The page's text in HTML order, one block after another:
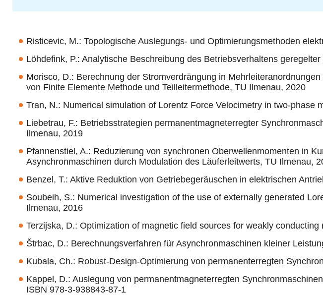
Risticevic, M.: Topologische Auslegungs- und Optimierungsmethoden
Löhdefink, P.: Analytische Beschreibung des Betriebsverhaltens
Morisco, D.: Berechnung der Stromverdrängung in
von Finite Elemente Methode und Teilleitermethode, TU Ilmenau, 2020
Tran, N.: Numerical simulation of Lorentz Force Velocimetry in two-phase
Liebetrau, F.: Betriebsstrategien permanentmagneterregter
Ilmenau, 2019
Pfannenstiel, A.: Reduzierung von synchronen Oberwellenmomenten in
Asynchronmaschinen durch Modulation des Läuferleitwerts, TU Ilmenau,
Benzel, T.: Aktive Reduktion von Getriebegeräuschen in elektrischen
Soubeih, S.: Numerical investigation of the use of externally generated
Ilmenau, 2016
Terzijska, D.: Optimization of magnetic field sources for weakly
Štrbac, D.: Berechnungsverfahren für Asynchronmaschinen kleiner
Kubala, Ch.: Robust-Design-Optimierung von permanenterregten
Kappel, D.: Auslegung von permanentmagneterregten
ISBN 978-3-938843-87-1